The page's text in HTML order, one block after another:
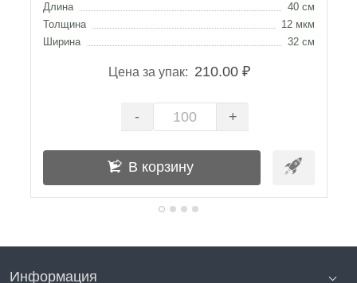
Длина
40 см
Толщина
12 мкм
Ширина
32 см
Цена за упак: 210.00 ₽
- +
В корзину
Информация